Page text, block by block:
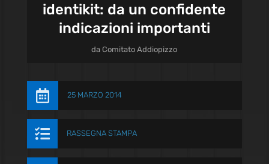
identikit: da un confidente
indicazioni importanti
daComitato Addiopizzo
 25 MARZO 2014
 RASSEGNA STAMPA